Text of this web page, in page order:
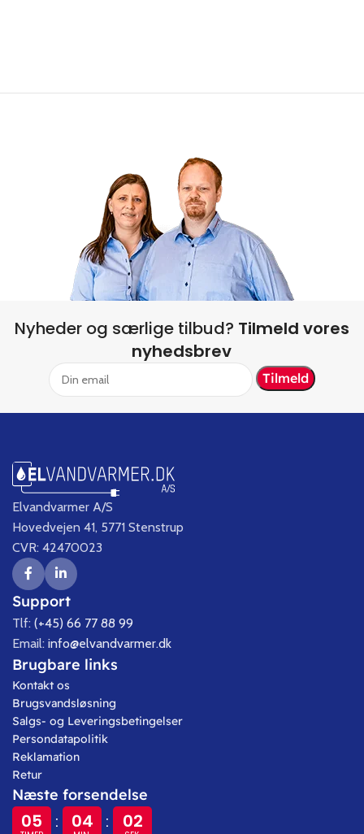
Nyheder og særlige tilbud? Tilmeld vores
nyhedsbrev
Elvandvarmer A/S
Hovedvejen 41, 5771 Stenstrup
CVR: 42470023
Support
Tlf: (+45) 66 77 88 99
Email: info@elvandvarmer.dk
Brugbare links
Kontakt os
Brugsvandsløsning
Salgs- og Leveringsbetingelser
Persondatapolitik
Reklamation
Retur
Næste forsendelse
05 : 04 : 01